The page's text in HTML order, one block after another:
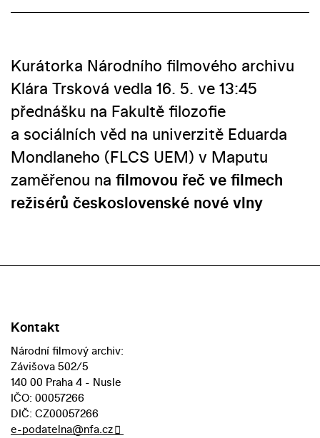
Kurátorka Národního filmového archivu
Klára Trsková vedla 16. 5. ve 13:45
přednášku na Fakultě filozofie
a sociálních věd na univerzitě Eduarda
Mondlaneho (FLCS UEM) v Maputu
zaměřenou na filmovou řeč ve filmech
režisérů československé nové vlny
Kontakt
Národní filmový archiv:
Závišova 502/5
140 00 Praha 4 - Nusle
IČO: 00057266
DIČ: CZ00057266
e-podatelna@nfa.cz